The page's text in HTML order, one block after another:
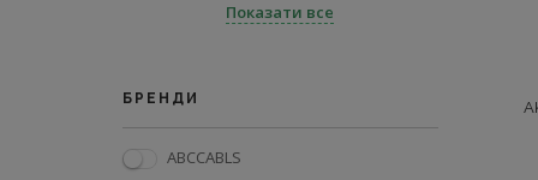
Показати все
БРЕНДИ
ABCCABLS